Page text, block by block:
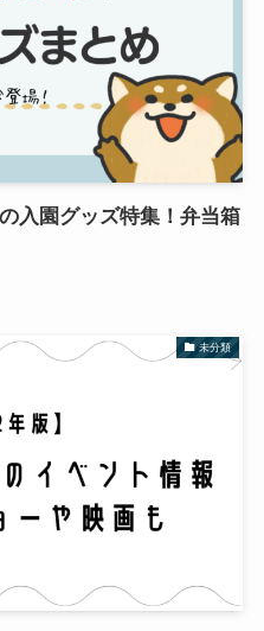
入園グッズ特集！弁当箱
未分類